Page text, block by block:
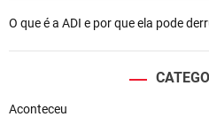
O que é a ADI e por que ela pode
Aconteceu